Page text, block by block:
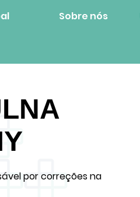
Sobre nós
por correções na